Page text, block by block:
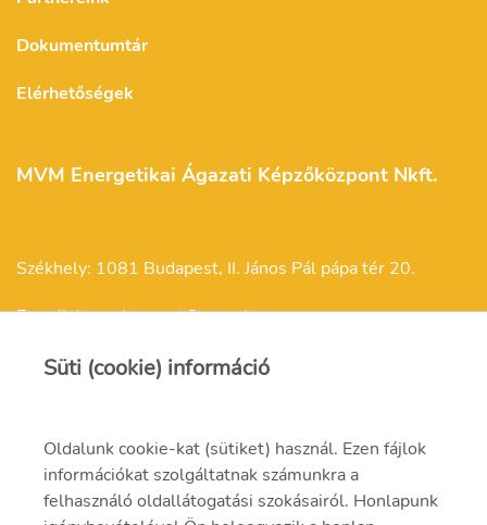
Dokumentumtár
Elérhetőségek
MVM Energetikai Ágazati Képzőközpont Nkft.
Székhely: 1081 Budapest, II. János Pál pápa tér 20.
E-mail: kepzokozpont@mvm.hu
Felnőttképzési engedélyszám: E/2021/000257
Süti (cookie) információ
Oldalunk cookie-kat (sütiket) használ. Ezen fájlok
információkat szolgáltatnak számunkra a
felhasználó oldallátogatási szokásairól. Honlapunk